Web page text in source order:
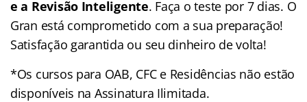
e a Revisão Inteligente. Faça o teste por 7 dias. O
Gran está comprometido com a sua preparação!
Satisfação garantida ou seu dinheiro de volta!
*Os cursos para OAB, CFC e Residências não estão
disponíveis na Assinatura Ilimitada.